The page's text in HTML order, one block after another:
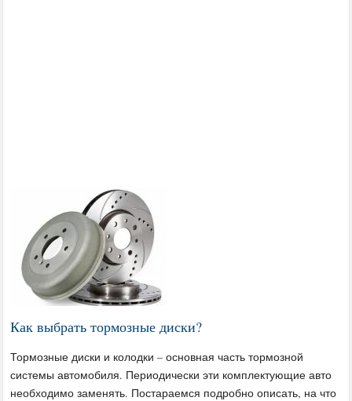
Как выбрать тормозные диски?
Тормозные диски и колодки – основная часть тормозной
системы автомобиля. Периодически эти комплектующие авто
необходимо заменять. Постараемся подробно описать, на что